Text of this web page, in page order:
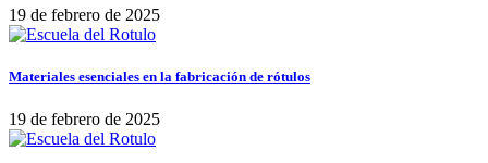
19 de febrero de 2025
Materiales esenciales en la fabricación de rótulos
19 de febrero de 2025